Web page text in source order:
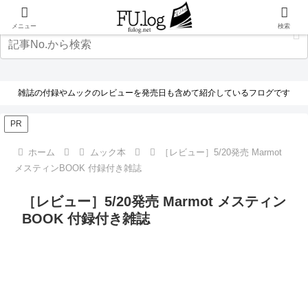
雑誌の付録やムックのレビューを発売日も含めて紹介しているフログです
PR
ホーム ムック本
［レビュー］5/20発売 Marmot
メスティンBOOK 付録付き雑誌
［レビュー］5/20発売 Marmot メスティン
BOOK 付録付き雑誌
メニュー 検索